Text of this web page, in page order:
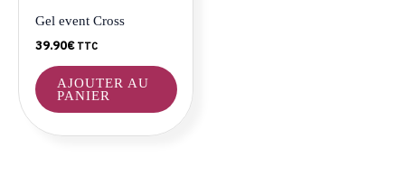
Gel event Cross
39.90€ TTC
AJOUTER AU
PANIER